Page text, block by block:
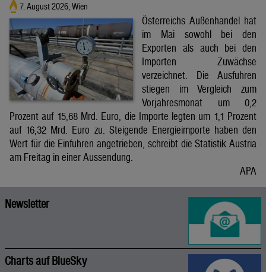
7. August 2026, Wien
Österreichs Außenhandel hat
im Mai sowohl bei den
Exporten als auch bei den
Importen Zuwächse
verzeichnet. Die Ausfuhren
stiegen im Vergleich zum
Vorjahresmonat um 0,2
Prozent auf 15,68 Mrd. Euro, die Importe legten um 1,1 Prozent
auf 16,32 Mrd. Euro zu. Steigende Energieimporte haben den
Wert für die Einfuhren angetrieben, schreibt die Statistik Austria
am Freitag in einer Aussendung.
APA
Newsletter
Charts auf BlueSky